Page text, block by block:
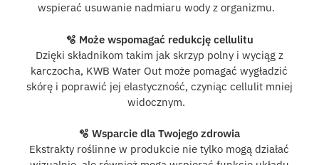
wspierać usuwanie nadmiaru wody z organizmu.
🫧 Może wspomagać redukcję cellulitu
Dzięki składnikom takim jak skrzyp polny i wyciąg z
karczocha, KWB Water Out może pomagać wygładzić
skórę i poprawić jej elastyczność, czyniąc cellulit mniej
widocznym.
🫧 Wsparcie dla Twojego zdrowia
Ekstrakty roślinne w produkcie nie tylko mogą działać